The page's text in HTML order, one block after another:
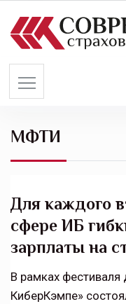
МФТИ
Для каждого
сфере ИБ
зарплаты на
В рамках фестиваля
КиберКэмпе»